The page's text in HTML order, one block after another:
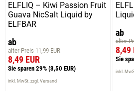
05.11.2024 — viaTrustedshops.de
Monika G.
Sehr schönes schmales Design
ELFLIQ – Kiwi Passion Fruit
Guava NicSalt Liquid by
ELFBAR
ab
alter Preis 11,99 EUR
8,49 EUR
Sie sparen 29% (3,50 EUR)
inkl. MwSt. zzgl. Versand
ab
alter
8,49
Sie
inkl.